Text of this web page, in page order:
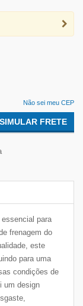
Não sei meu CEP
SIMULAR FRETE
para
frenagem do
este
para uma
condições de
um design